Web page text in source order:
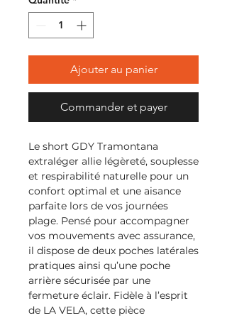
Ajouter au panier
Commander et payer
Le short GDY Tramontana
extraléger allie légèreté, souplesse
et respirabilité naturelle pour un
confort optimal et une aisance
parfaite lors de vos journées
plage. Pensé pour accompagner
vos mouvements avec assurance,
il dispose de deux poches latérales
pratiques ainsi qu’une poche
arrière sécurisée par une
fermeture éclair. Fidèle à l’esprit
de LA VELA, cette pièce